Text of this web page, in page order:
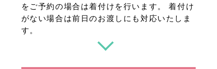
をご予約の場合は着付けを行います。 着付け
がない場合は前日のお渡しにも対応いたしま
す。